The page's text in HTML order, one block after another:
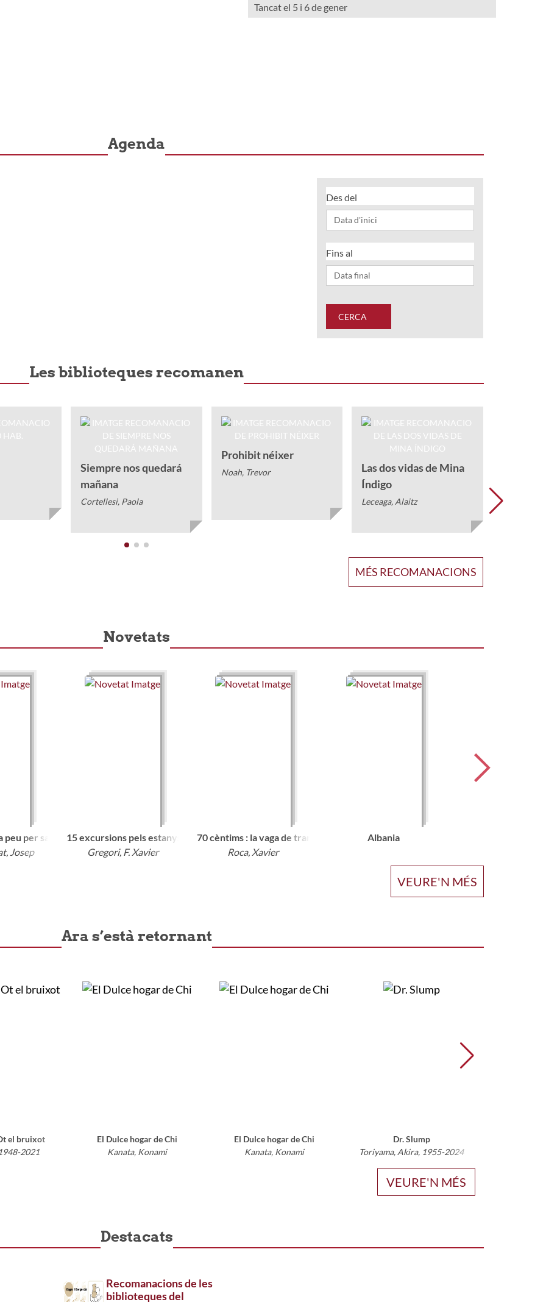
Tancat el 5 i 6 de gener
Agenda
Des del
Fins al
CERCA
Les biblioteques recomanen
Siempre nos quedará
mañana
Cortellesi, Paola
Prohibit néixer
Noah, Trevor
Las dos vidas de Mina
Índigo
Leceaga, Alaitz
MÉS RECOMANACIONS
Novetats
peu per santuaris naturals de Catalunya
Josep
15 excursions pels estanys del Pirineu català
Gregori, F. Xavier
70 cèntims : la vaga de tramvies de 1951
Roca, Xavier
Albania
VEURE'N MÉS
Ara s’està retornant
el bruixot
2021
El Dulce hogar de Chi
Kanata, Konami
El Dulce hogar de Chi
Kanata, Konami
Dr. Slump
Toriyama, Akira, 1955-2024
VEURE'N MÉS
Destacats
Recomanacions de les
biblioteques del